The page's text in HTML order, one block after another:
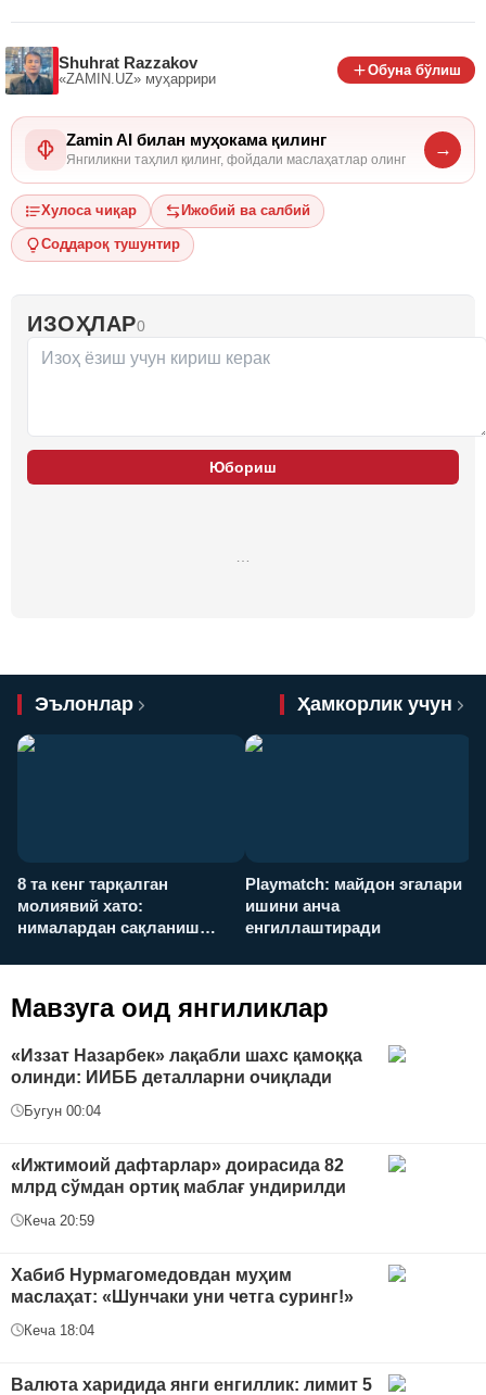
Shuhrat Razzakov
«ZAMIN.UZ» муҳаррири
Обуна бўлиш
Zamin AI билан муҳокама қилинг
Янгиликни таҳлил қилинг, фойдали маслаҳатлар олинг
→
Хулоса чиқар Ижобий ва салбий
Соддароқ тушунтир
ИЗОҲЛАР0
Юбориш
Эълонлар Ҳамкорлик учун
8 та кенг тарқалган
молиявий хато:
нималардан сақланиш
Playmatch: майдон эгалари
ишини анча
енгиллаштиради
Мавзуга оид янгиликлар
«Иззат Назарбек» лақабли шахс қамоққа
олинди: ИИББ деталларни очиқлади
Бугун 00:04
«Ижтимоий дафтарлар» доирасида 82
млрд сўмдан ортиқ маблағ ундирилди
Кеча 20:59
Хабиб Нурмагомедовдан муҳим
маслаҳат: «Шунчаки уни четга суринг!»
Кеча 18:04
Валюта харидида янги енгиллик: лимит 5